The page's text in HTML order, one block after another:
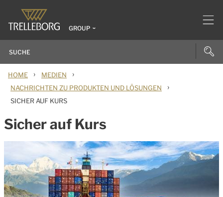
GROUP
HOME › MEDIEN ›
NACHRICHTEN ZU PRODUKTEN UND LÖSUNGEN ›
SICHER AUF KURS
Sicher auf Kurs